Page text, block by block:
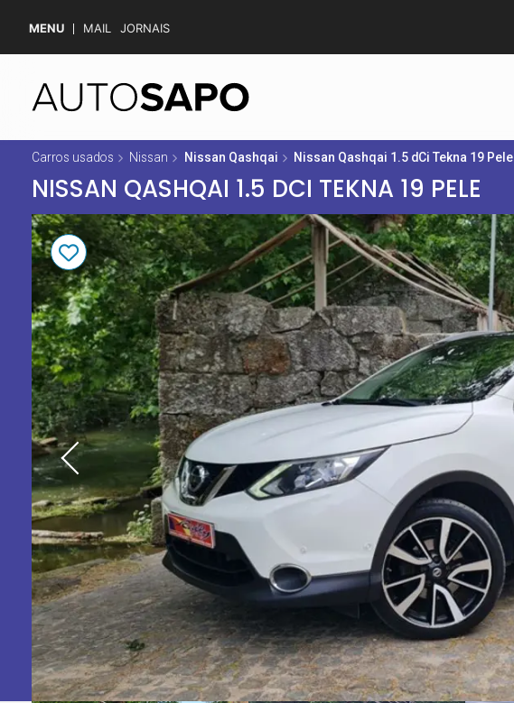
MENU MAIL JORNAIS
Carros usados Nissan Nissan Qashqai Nissan Qashqai 1.5 dCi Tekna 19 Pele
NISSAN QASHQAI 1.5 DCI TEKNA 19 PELE